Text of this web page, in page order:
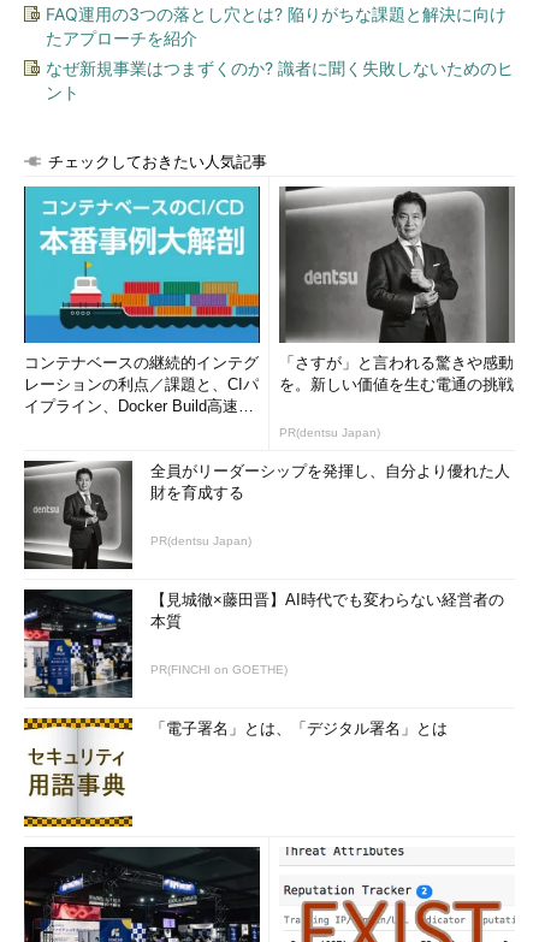
FAQ運用の3つの落とし穴とは? 陥りがちな課題と解決に向け
たアプローチを紹介
なぜ新規事業はつまずくのか? 識者に聞く失敗しないためのヒ
ント
チェックしておきたい人気記事
コンテナベースの継続的インテグ
レーションの利点／課題と、CIパ
イプライン、Docker Build高速化
「さすが」と言われる驚きや感動
を。新しい価値を生む電通の挑戦
PR(dentsu Japan)
全員がリーダーシップを発揮し、自分より優れた人
財を育成する
PR(dentsu Japan)
【見城徹×藤田晋】AI時代でも変わらない経営者の
本質
PR(FINCHI on GOETHE)
「電子署名」とは、「デジタル署名」とは